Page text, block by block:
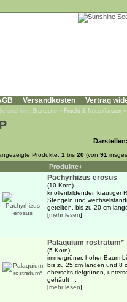
Versandkosten Vertrag
sind hier: Startseite » Frucht & Nutzpflanzen
P
Produkte: 1 bis 20 (von 91
Produkte+
Pachyrhizus erosus
(10 Korn)
knollenbildender, krautiger
Stengeln und
geteilten, bis zu 20 cm
[mehr lesen]
Palaquium rostratum*
(5 Korn)
immergrüner, hoher Baum
bis zu 25 cm langen und 8
oberseits tiefgrünen,
gehäuft ...
[mehr lesen]